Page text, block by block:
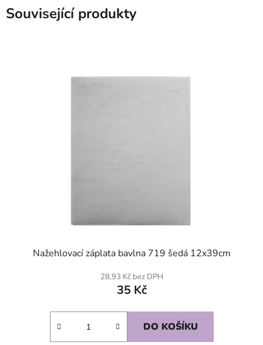
Související produkty
Nažehlovací záplata bavlna 719 šedá 12x39cm
28,93 Kč bez DPH
35 Kč
DO KOŠÍKU